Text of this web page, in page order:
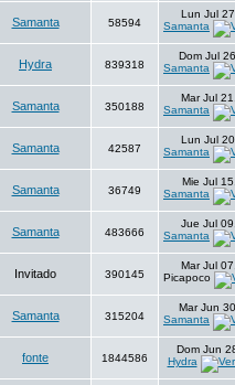
Samanta 58594
Lun Jul
Samanta
Hydra 839318
Dom Jul
Samanta
Samanta 350188
Mar Jul
Samanta
Samanta 42587
Lun Jul
Samanta
Samanta 36749
Mie Jul
Samanta
Samanta 483666
Jue Jul
Samanta
Invitado 390145
Mar Jul
Picapoco
Samanta 315204
Mar Jun
Samanta
fonte 1844586
Dom Jun
Hydra